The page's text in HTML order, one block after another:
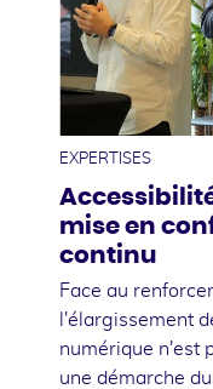
EXPERTISES
mise en
continu
Face au
l'élargissement
numérique n'est
une démarche